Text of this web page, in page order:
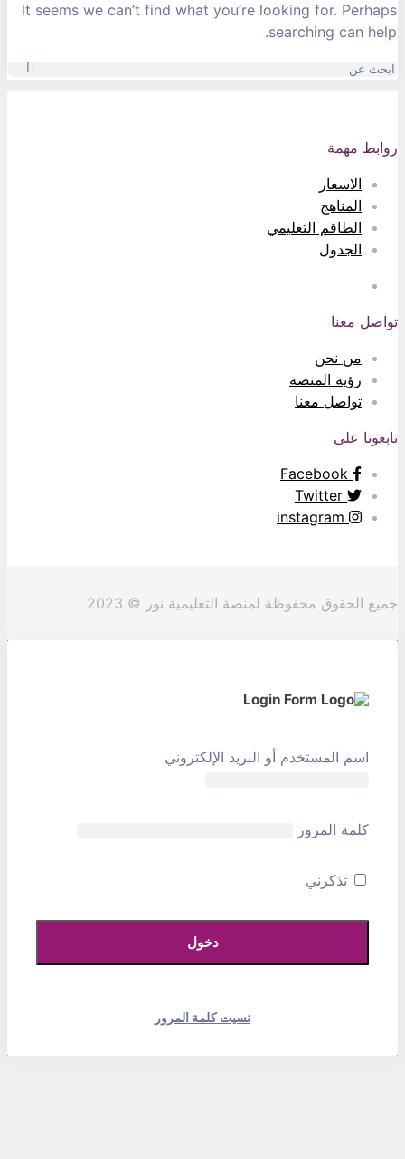
It seems we can’t find what you’re looking for.
searching can
مهمة
الاسعار
المناهج
الطاقم التعليمي
الجدول
معنا
من نحن
رؤية المنصة
تواصل معنا
على
Twitter
instagram
الحقوق محفوظة لمنصة التعليمية نور © 2023
اسم المستخدم أو البريد الإلكتروني
كلمة المرور
تذكرني
نسيت كلمة المرور